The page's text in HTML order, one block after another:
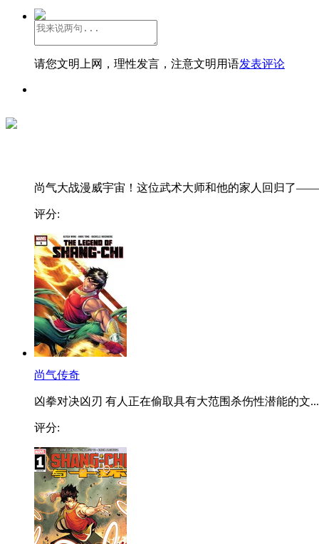
请您文明上网，理性发言，注意文明用语发表评论
尚气大战漫威宇宙！这位武术大师和他的家人回归了
评分:
尚气传奇
凶拳对决凶刃 有人正在偷取具有大范围杀伤性潜能的文...
评分: